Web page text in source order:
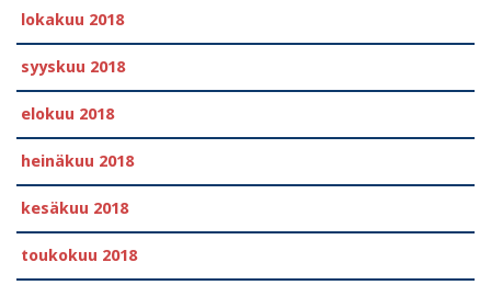
lokakuu 2018
syyskuu 2018
elokuu 2018
heinäkuu 2018
kesäkuu 2018
toukokuu 2018